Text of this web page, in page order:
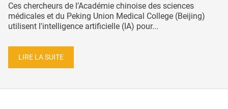
Ces chercheurs de l’Académie chinoise des sciences
médicales et du Peking Union Medical College (Beijing)
utilisent l'intelligence artificielle (IA) pour...
LIRE LA SUITE